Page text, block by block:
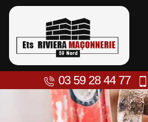
03 59 28 44 77